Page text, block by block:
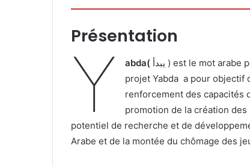
Présentation
Y abda(
projet Yabda a pour objectif
renforcement des capacités
promotion de la création
potentiel de recherche et de
Arabe et de la montée du chômage des